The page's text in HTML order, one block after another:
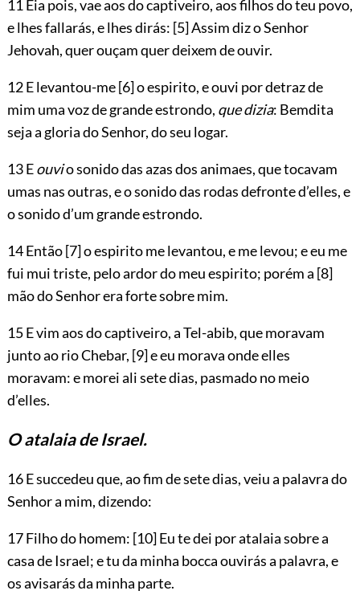
11 Eia pois, vae aos do captiveiro, aos filhos do teu povo,
e lhes fallarás, e lhes dirás: [5]Assim diz o Senhor
Jehovah, quer ouçam quer deixem de ouvir.
12 E levantou-me[6]o espirito, e ouvi por detraz de
mim uma voz de grande estrondo, que dizia: Bemdita
seja a gloria do Senhor, do seu logar.
13 Eouvio sonido das azas dos animaes, que tocavam
umas nas outras, e o sonido das rodas defronte d’elles, e
o sonido d’um grande estrondo.
14 Então[7]o espirito me levantou, e me levou; e eu me
fui mui triste, pelo ardor do meu espirito; porém a [8]
mão do Senhor era forte sobre mim.
15 E vim aos do captiveiro, a Tel-abib, que moravam
junto ao rio Chebar, [9]e eu morava onde elles
moravam: e morei ali sete dias, pasmado no meio
d’elles.
O atalaia de Israel.
16 E succedeu que, ao fim de sete dias, veiu a palavra do
Senhor a mim, dizendo:
17 Filho do homem: [10]Eu te dei por atalaia sobre a
casa de Israel; e tu da minha bocca ouvirás a palavra, e
os avisarás da minha parte.